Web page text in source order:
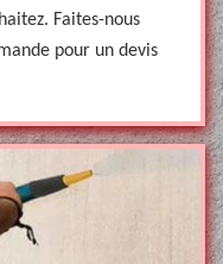
Faites-nous
pour un devis